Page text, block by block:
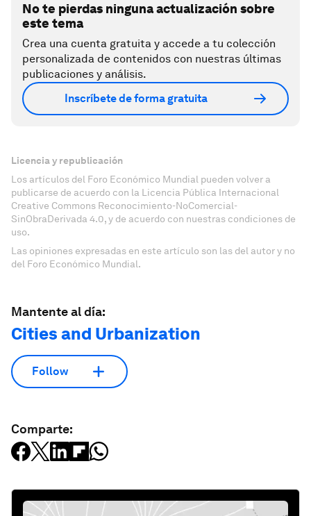
No te pierdas ninguna actualización sobre
este tema
Crea una cuenta gratuita y accede a tu colección
personalizada de contenidos con nuestras últimas
publicaciones y análisis.
Inscríbete de forma gratuita
Licencia y republicación
Los artículos del Foro Económico Mundial pueden volver a
publicarse de acuerdo con la Licencia Pública Internacional
Creative Commons Reconocimiento-NoComercial-
SinObraDerivada 4.0, y de acuerdo con nuestras condiciones de
uso.
Las opiniones expresadas en este artículo son las del autor y no
del Foro Económico Mundial.
Mantente al día:
Cities and Urbanization
Follow
Comparte: